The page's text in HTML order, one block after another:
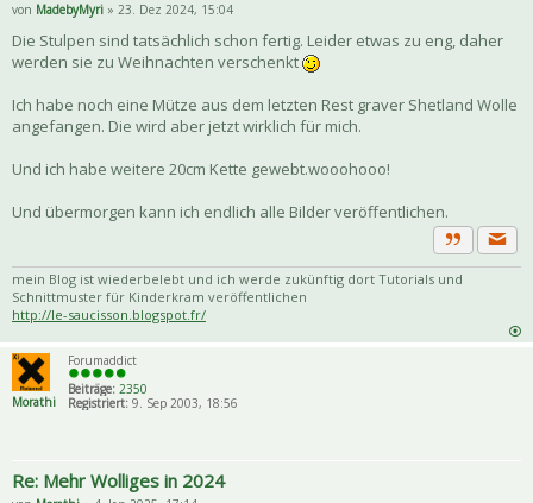
von MadebyMyri » 23. Dez 2024, 15:04
Die Stulpen sind tatsächlich schon fertig. Leider etwas zu eng, daher
werden sie zu Weihnachten verschenkt
Ich habe noch eine Mütze aus dem letzten Rest graver Shetland Wolle
angefangen. Die wird aber jetzt wirklich für mich.
Und ich habe weitere 20cm Kette gewebt.wooohooo!
Und übermorgen kann ich endlich alle Bilder veröffentlichen.
Zitat
mein Blog ist wiederbelebt und ich werde zukünftig dort Tutorials und
Schnittmuster für Kinderkram veröffentlichen
http://le-saucisson.blogspot.fr/
Morathi
Forumaddict
Beiträge: 2350
Registriert: 9. Sep 2003, 18:56
Re: Mehr Wolliges in 2024